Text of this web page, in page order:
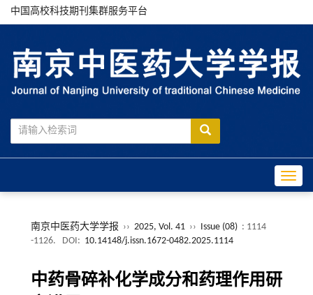
中国高校科技期刊集群服务平台
南京中医药大学学报 ›› 2025, Vol. 41 ›› Issue (08) : 1114
-1126.
DOI: 10.14148/j.issn.1672-0482.2025.1114
中药骨碎补化学成分和药理作用研